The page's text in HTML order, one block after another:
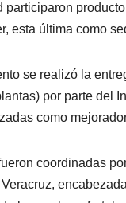
participaron
esta última como
se realizó la
por parte del
como
coordinadas